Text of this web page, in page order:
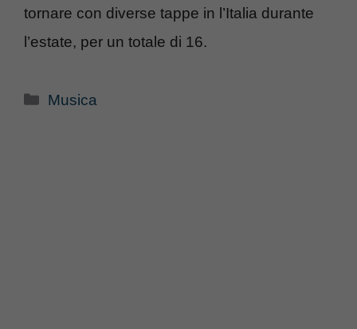
tornare con diverse tappe in l’Italia durante
l’estate, per un totale di 16.
Categorie
Musica